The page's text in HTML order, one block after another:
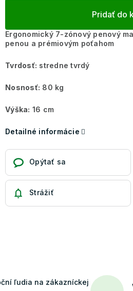
Pridať do
Ergonomický 7-zónový penový
penou a prémiovým poťahom
Tvrdosť: stredne tvrdý
Nosnosť: 80 kg
Výška: 16 cm
Detailné informácie
Opýtať sa
Strážiť
ľudia na zákazníckej